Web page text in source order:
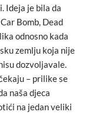
Ideja je bila da
Bomb, Dead
odnosno kada
zemlju koja nije
dozvoljavale.
– prilike se
naša djeca
na jedan veliki